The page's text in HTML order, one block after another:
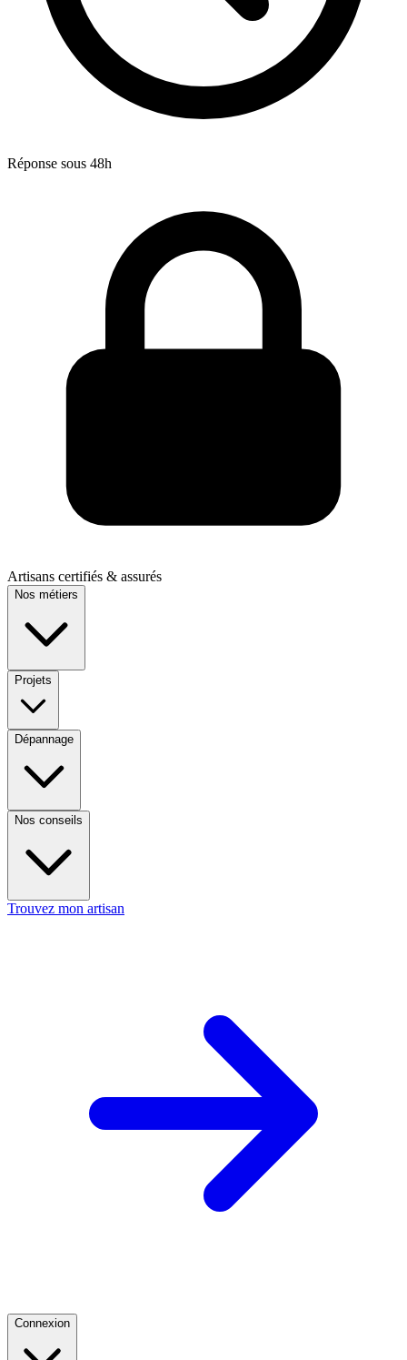
Réponse sous 48h
Artisans certifiés & assurés
Nos métiers
Projets
Dépannage
Nos conseils
Trouvez mon artisan
Connexion